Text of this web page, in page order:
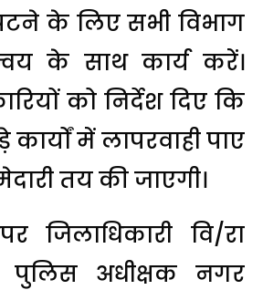
के लिए सभी विभाग
के साथ कार्य करें।
को निर्देश दिए कि
में लापरवाही पाए
तय की जाएगी।
वि/रा
पुलिस अधीक्षक नगर